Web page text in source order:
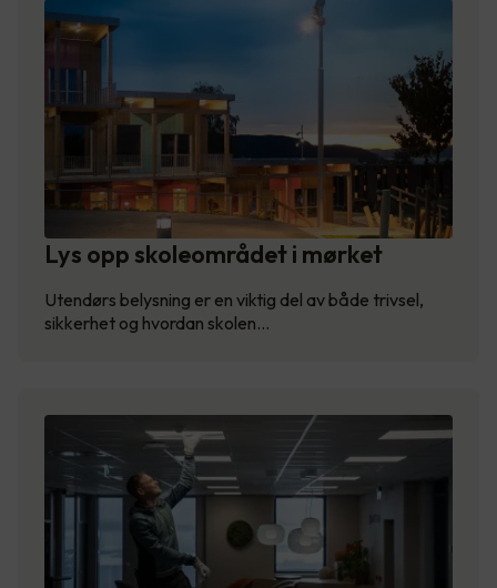
Lys opp skoleområdet i mørket
Utendørs belysning er en viktig del av både trivsel,
sikkerhet og hvordan skolen…